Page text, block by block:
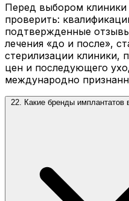
Перед выбором
проверить:
подтвержденные
лечения «до и после»,
стерилизации клиники,
цен и последующего
международно
22. Какие бренды имплантатов